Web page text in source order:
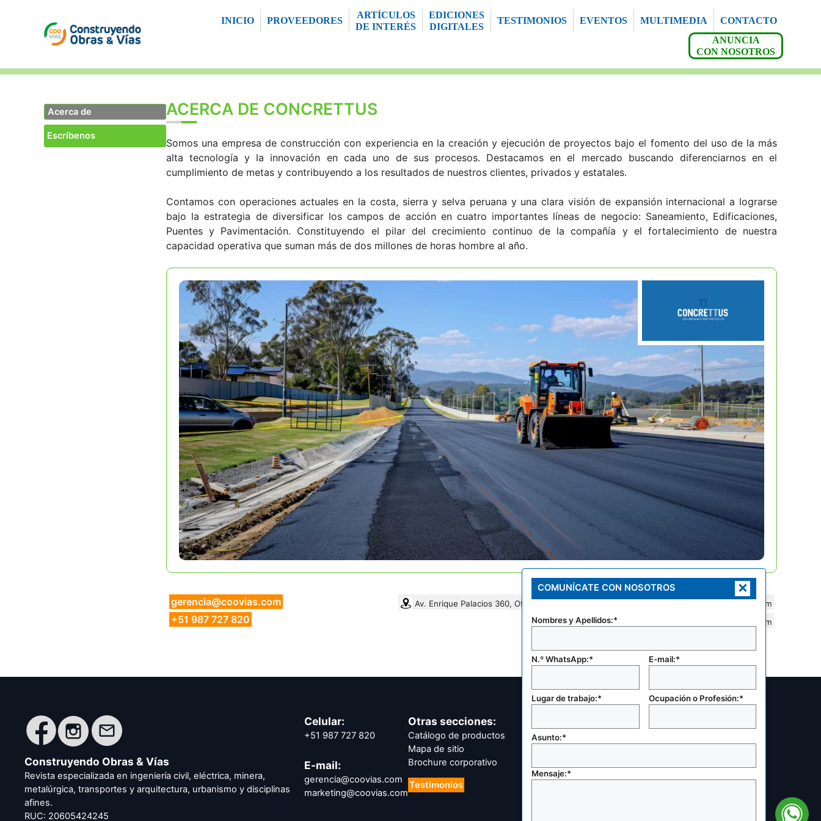
contenido
INICIO PROVEEDORES
ARTÍCULOS
DE INTERÉS
EDICIONES
DIGITALES
TESTIMONIOS EVENTOS MULTIMEDIA
CONTACTO
ANUNCIA
CON NOSOTROS
Acerca de
Escríbenos
ACERCA DE CONCRETTUS
Somos una empresa de construcción con experiencia en la creación y ejecución de proyectos bajo el fomento del uso de la más
alta tecnología y la innovación en cada uno de sus procesos. Destacamos en el mercado buscando diferenciarnos en el
cumplimiento de metas y contribuyendo a los resultados de nuestros clientes, privados y estatales.
Contamos con operaciones actuales en la costa, sierra y selva peruana y una clara visión de expansión internacional a lograrse
bajo la estrategia de diversificar los campos de acción en cuatro importantes líneas de negocio: Saneamiento, Edificaciones,
Puentes y Pavimentación. Constituyendo el pilar del crecimiento continuo de la compañía y el fortalecimiento de nuestra
capacidad operativa que suman más de dos millones de horas hombre al año.
gerencia@coovias.com
+51 987 727 820
Av. Enrique Palacios 360, Of. 406, Miraflores.
jhigashi@concrettus.com
https://www.concrettus.com
Construyendo Obras & Vías
Revista especializada en ingeniería civil, eléctrica, minera,
metalúrgica, transportes y arquitectura, urbanismo y disciplinas
afines.
RUC: 20605424245
Celular:
+51 987 727 820
E-mail:
gerencia@coovias.com
marketing@coovias.com
Otras secciones:
Catálogo de productos
Mapa de sitio
Brochure corporativo
Testimonios
COMUNÍCATE CON NOSOTROS ×
Nombres y Apellidos:*
N.º WhatsApp:* E-mail:*
Lugar de trabajo:* Ocupación o Profesión:*
Asunto:*
Mensaje:*